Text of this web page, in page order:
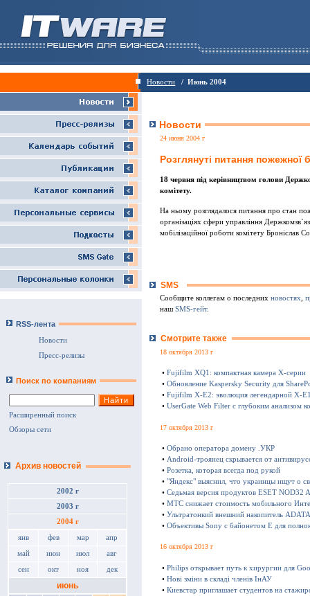
Новости / Июнь 2004
RSS-лента
Новости
Пресс-релизы
Поиск по компаниям
Расширенный поиск
Обзоры сети
Архив новостей
2002 г
2003 г
2004 г
янв фев мар апр
май июн июл авг
сен окт ноя дек
июнь
Новости
24 июня 2004 г
Розглянутi питання пожежної
18 червня пiд керiвництвом голови
комiтету.
На ньому розглядалося питання про стан
органiзацiях сфери управлiння
мобiлiзацiйної роботи комiтету Бронiслав
SMS
Сообщите коллегам о последних новостях
наш SMS-гейт.
Смотрите также
18 октября 2013 г
• Fujifilm XQ1: компактная камера Х-серии
• Обновление Kaspersky Security для
• Fujifilm X-E2: эволюция легендарной X-
• UserGate Web Filter с глубоким анализом
17 октября 2013 г
• Обрано оператора домену .УКР
• Android-троянец скрывается от
• Розетка, которая всегда под рукой
• "Яндекс" выяснил, что украинцы ищут о
• Седьмая версия продуктов ESET NOD32
• МТС снижает стоимость мобильного
• Ультратонкий внешний накопитель
• Объективы Sony с байонетом E для
16 октября 2013 г
• Philips открывает путь к хирургии для
• Нові зміни в складі членів ІнАУ
• Киевстар приглашает студентов на